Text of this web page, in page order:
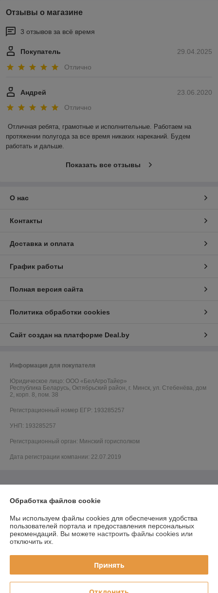
Отзывы о магазине
3 отзывов за всё время
29.04.2025
Покупатель
Отлично
23.06.2020
Андрей
Отлично
Отличная ребята, грамотные и исполнительные. Работаем на
протяжении полугода за все время никаких нареканий. Будем
работать и дальше.
Показать все отзывы
О нас
Контакты
Доставка и оплата
График работы
Полная версия сайта
Политика обработки cookies
Сайт создан на платформе Deal.by
Информация для покупателя
Юридическое лицо: ООО «БелАгроТайер»
Республика Беларусь, Октябрьский район, г. Минск, ул. Стебенёва, дом
2, корп. 8, пом. 38
Регистрационный номер ЕГР: 193285257
УНП: 193285257
Регистрационный орган: Минский горисполком
Дата регистрации компании: 22.07.2019
Обработка файлов cookie
Мы используем файлы cookies для обеспечения удобства
пользователей портала и предоставления персональных
рекомендаций. Вы можете настроить файлы cookies или
отключить их.
Принять